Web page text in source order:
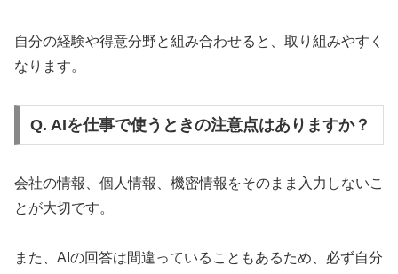
自分の経験や得意分野と組み合わせると、取り組みやすく
なります。
Q. AIを仕事で使うときの注意点はありますか？
会社の情報、個人情報、機密情報をそのまま入力しないこ
とが大切です。
また、AIの回答は間違っていることもあるため、必ず自分